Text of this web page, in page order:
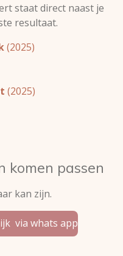
staat direct naast je
resultaat.
(2025)
(2025)
komen passen
kan zijn.
via whats app